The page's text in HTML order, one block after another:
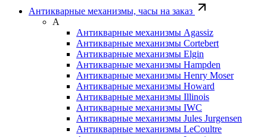
Антикварные механизмы, часы на заказ
А
Антикварные механизмы Agassiz
Антикварные механизмы Cortebert
Антикварные механизмы Elgin
Антикварные механизмы Hampden
Антикварные механизмы Henry Moser
Антикварные механизмы Howard
Антикварные механизмы Illinois
Антикварные механизмы IWC
Антикварные механизмы Jules Jurgensen
Антикварные механизмы LeCoultre